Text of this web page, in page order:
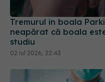
02 iul 2026, 22:43